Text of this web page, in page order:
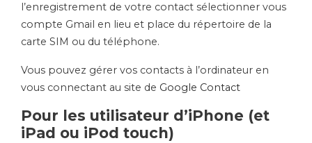
l’enregistrement de votre contact sélectionner vous
compte Gmail en lieu et place du répertoire de la
carte SIM ou du téléphone.
Vous pouvez gérer vos contacts à l’ordinateur en
vous connectant au site de Google Contact
Pour les utilisateur d’iPhone (et
iPad ou iPod touch)